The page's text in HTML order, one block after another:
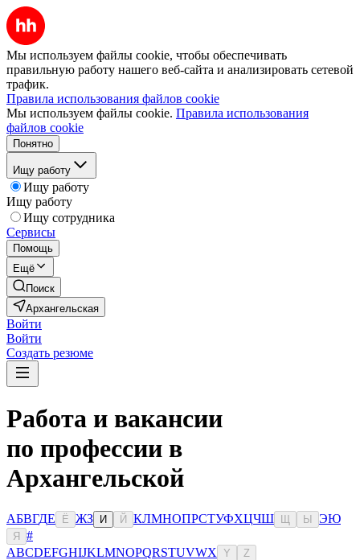
Мы используем файлы cookie, чтобы обеспечивать
правильную работу нашего веб-сайта и анализировать сетевой
трафик.
Правила использования файлов cookie
Мы используем файлы cookie. Правила использования
файлов cookie
Понятно
Ищу работу
Ищу работу
Ищу работу
Ищу сотрудника
Сервисы
Помощь
Ещё
Поиск
Архангельская
Войти
Войти
Создать резюме
Работа и вакансии
по профессии в
Архангельской
АБВГДЕ Ё ЖЗ И Й КЛМНОПРСТУФХЦЧШ Ы ЭЮ
Я
#
ABCDEFGHIJKLMNOPQRSTUVWX Y Z